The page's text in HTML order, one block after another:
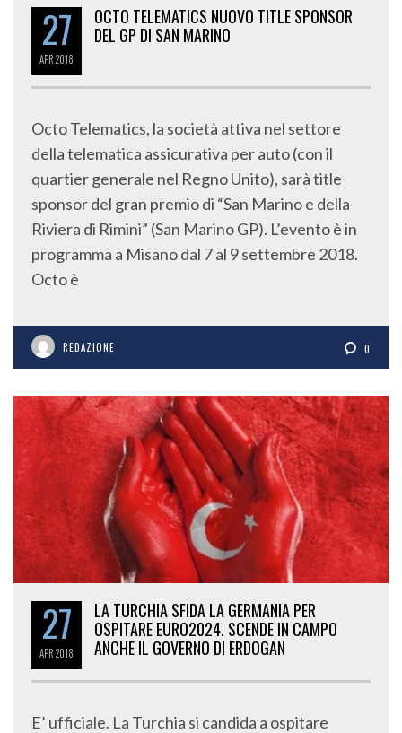
27
APR2018
OCTO TELEMATICS NUOVO TITLE SPONSOR
DEL GP DI SAN MARINO
Octo Telematics, la società attiva nel settore
della telematica assicurativa per auto (con il
quartier generale nel Regno Unito), sarà title
sponsor del gran premio di “San Marino e della
Riviera di Rimini” (San Marino GP). L’evento è in
programma a Misano dal 7 al 9 settembre 2018.
Octo è
REDAZIONE 0
27
APR2018
LA TURCHIA SFIDA LA GERMANIA PER
OSPITARE EURO2024. SCENDE IN CAMPO
ANCHE IL GOVERNO DI ERDOGAN
E’ ufficiale. La Turchia si candida a ospitare